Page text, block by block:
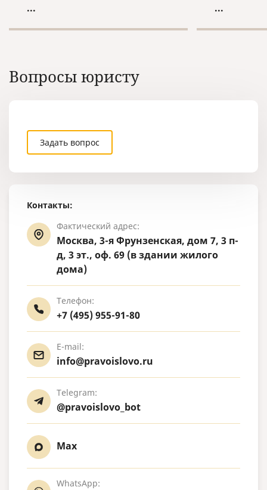
Контакты:
Фактический адрес:
Москва, 3-я Фрунзенская, дом 7, 3 п-
д, 3 эт., оф. 69 (в здании жилого
дома)
Телефон:
+7 (495) 955-91-80
E-mail:
info@pravoislovo.ru
Telegram:
@pravoislovo_bot
Max
WhatsApp:
учебное заведение, редко - при
... ...
Вопросы юристу
Задать вопрос